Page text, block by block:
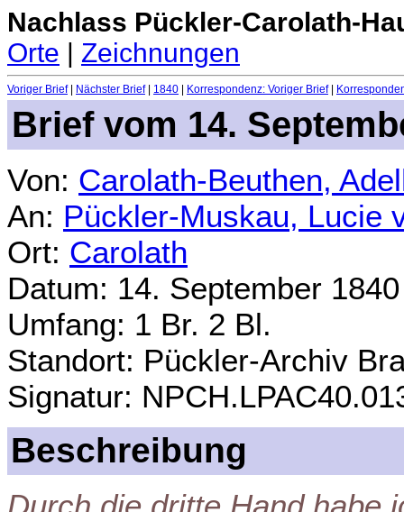
Nachlass Pückler-Carolath-
Orte | Zeichnungen
Voriger Brief| Nächster Brief| 1840 Korrespondenz: Voriger Brief|
Brief vom 14.
Von: Carolath-Beuthen,
An: Pückler-Muskau, Lucie
Ort: Carolath
Datum: 14. September 1840
Umfang: 1 Br. 2 Bl.
Standort: Pückler-Archiv
Signatur:
Beschreibung